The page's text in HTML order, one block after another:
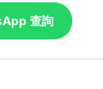
查詢